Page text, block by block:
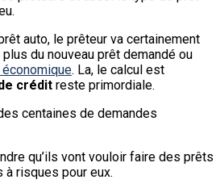
auto, le prêteur va certainement
du nouveau prêt demandé ou
. La, le calcul est
crédit reste primordiale.
centaines de demandes
qu’ils vont vouloir faire des prêts
risques pour eux.